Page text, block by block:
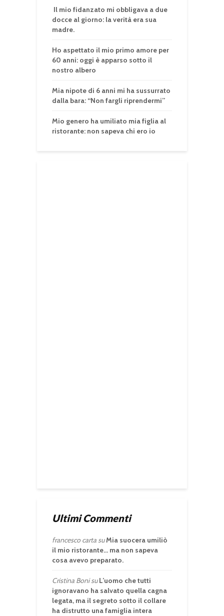
Il mio fidanzato mi obbligava a due
docce al giorno: la verità era sua
madre.
Ho aspettato il mio primo amore per
60 anni: oggi è apparso sotto il
nostro albero
Mia nipote di 6 anni mi ha sussurrato
dalla bara: “Non fargli riprendermi”
Mio genero ha umiliato mia figlia al
ristorante: non sapeva chi ero io
Ultimi Commenti
francesco cartasuMia suocera umiliò
il mio ristorante… ma non sapeva
cosa avevo preparato.
Cristina BonisuL’uomo che tutti
ignoravano ha salvato quella cagna
legata, ma il segreto sotto il collare
ha distrutto una famiglia intera